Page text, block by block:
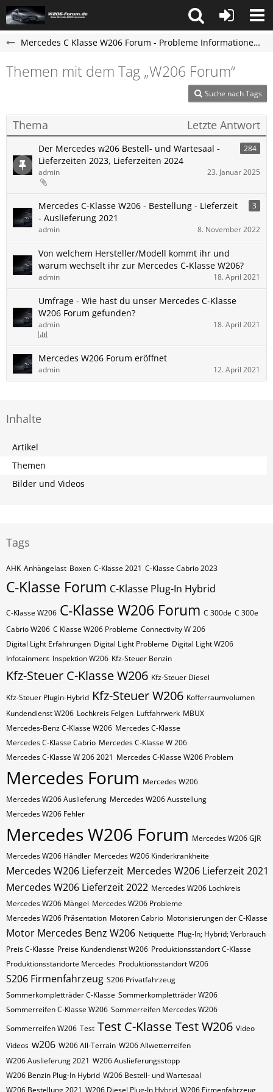
Mercedes C Klasse W206 Forum - Probleme Informationen und Erfahrungen
Themen mit dem Tag „W206 Forum“
Suche nach Tags
Thema Letzte Antwort
Der Mercedes w206 Bestell- und Wartesaal -
Lieferzeiten 2023, Lieferzeiten 2024
284
admin 23. Januar 2025
Mercedes C-Klasse W206 - Bestellung - Lieferzeit
- Auslieferung 2021
3
admin 8. November 2022
Von welchem Hersteller/Modell kommt ihr und
warum wechselt ihr zur Mercedes C-Klasse W206?
admin 18. April 2021
Umfrage - Wie hast du unser Mercedes C-Klasse
W206 Forum gefunden?
admin 18. April 2021
Mercedes W206 Forum eröffnet
admin 12. April 2021
Inhalte
Artikel
Themen
Bilder und Videos
Tags
AHK Anhängelast Boxen C-Klasse 2021 C-Klasse Cabrio 2023
C-Klasse Forum C-Klasse Plug-In Hybrid
C-Klasse W206 C-Klasse W206 Forum C 300de C 300e
Cabrio W206 C Klasse W206 Probleme Connectivity W 206
Digital Light Erfahrungen Digital Light Probleme Digital Light W206
Infotainment Inspektion W206 Kfz-Steuer Benzin
Kfz-Steuer C-Klasse W206 Kfz-Steuer Diesel
Kfz-Steuer Plugin-Hybrid Kfz-Steuer W206 Kofferraumvolumen
Kundendienst W206 Lochkreis Felgen Luftfahrwerk MBUX
Mercedes-Benz C-Klasse W206 Mercedes C-Klasse
Mercedes C-Klasse Cabrio Mercedes C-Klasse W 206
Mercedes C-Klasse W 206 2021 Mercedes C-Klasse W206 Problem
Mercedes Forum Mercedes W206
Mercedes W206 Auslieferung Mercedes W206 Ausstellung
Mercedes W206 Fehler
Mercedes W206 Forum Mercedes W206 GJR
Mercedes W206 Händler Mercedes W206 Kinderkrankheite
Mercedes W206 Lieferzeit Mercedes W206 Lieferzeit 2021
Mercedes W206 Lieferzeit 2022 Mercedes W206 Lochkreis
Mercedes W206 Mängel Mercedes W206 Probleme
Mercedes W206 Präsentation Motoren Cabrio Motorisierungen der C-Klasse
Motor Mercedes Benz W206 Netiquette Plug-In; Hybrid; Verbrauch
Preis C-Klasse Preise Kundendienst W206 Produktionsstandort C-Klasse
Produktionsstandorte Mercedes Produktionsstandort W206
S206 Firmenfahrzeug S206 Privatfahrzeug
Sommerkompletträder C-Klasse Sommerkompletträder W206
Sommerreifen C-Klasse W206 Sommerreifen Mercedes W206
Sommerreifen W206 Test Test C-KlasseTest W206 Video
Videos w206 W206 All-Terrain W206 Allwetterreifen
W206 Auslieferung 2021 W206 Auslieferungsstopp
W206 Benzin Plug-In Hybrid W206 Bestell- und Wartesaal
W206 Bestellung 2021 W206 Diesel Plug-In Hybrid W206 Firmenfahrzeug